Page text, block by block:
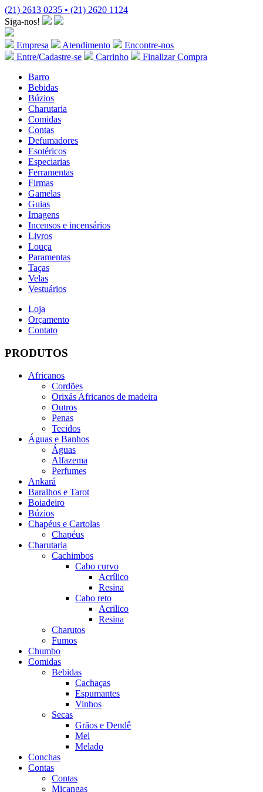
(21) 2613 0235 • (21) 2620 1124
Siga-nos!
Empresa Atendimento
Encontre-nos
Entre/Cadastre-se
Carrinho
Finalizar Compra
Barro
Bebidas
Búzios
Charutaria
Comidas
Contas
Defumadores
Esotéricos
Especiarias
Ferramentas
Firmas
Gamelas
Guias
Imagens
Incensos e incensários
Livros
Louça
Paramentas
Taças
Velas
Vestuários
Loja
Orçamento
Contato
PRODUTOS
Africanos
Cordões
Orixás Africanos de madeira
Outros
Penas
Tecidos
Águas e Banhos
Águas
Alfazema
Perfumes
Ankará
Baralhos e Tarot
Boiadeiro
Búzios
Chapéus e Cartolas
Chapéus
Charutaria
Cachimbos
Cabo curvo
Acrílico
Resina
Cabo reto
Acrilico
Resina
Charutos
Fumos
Chumbo
Comidas
Bebidas
Cachaças
Espumantes
Vinhos
Secas
Grãos e Dendê
Mel
Melado
Conchas
Contas
Contas
Miçangas